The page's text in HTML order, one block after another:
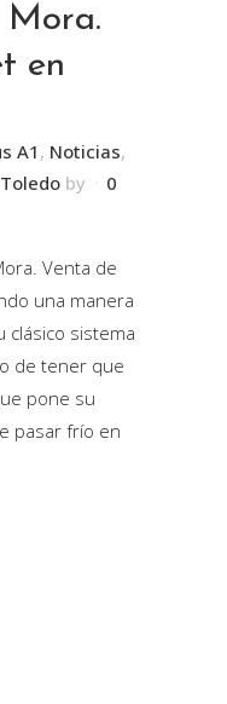
Mora.
en
A1 , Noticias,
by
0
Venta de
una manera
clásico sistema
de tener que
pone su
pasar frío en